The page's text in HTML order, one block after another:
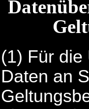
(1) Für die
Daten an